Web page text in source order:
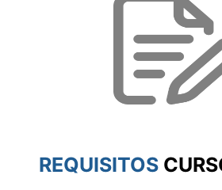
REQUISITOS